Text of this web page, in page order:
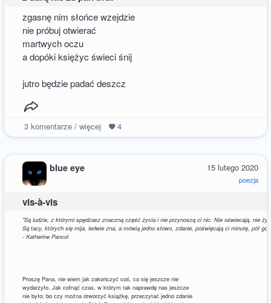
zgasnę nim słońce wzejdzie
nie próbuj otwierać
martwych oczu
a dopóki księżyc świeci śnij
jutro będzie padać deszcz
3komentarze / więcej 4
15 lutego 2020
poezja
blue eye
vis-à-vis
"Są ludzie, z którymi spędzasz znaczną część życia i nie przynoszą ci nic. Nie oświecają, nie
Są tacy, których się mija, ledwie zna, a mówią jedno słowo, zdanie, poświęcają ci minutę, pół
- Katherine Pancol
Proszę Pana, nie wiem jak zakończyć coś, co się jeszcze nie
wydarzyło. Jak cofnąć czas, w którym tak naprawdę nas jeszcze
nie było; bo czy można otworzyć książkę, przeczytać jedno zdanie